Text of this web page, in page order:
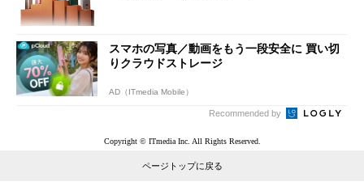
スマホの写真／動画をもう一段安全に 買い切
りクラウドストレージ
AD（ITmedia Mobile）
Recommended by
Copyright © ITmedia Inc. All Rights Reserved.
ページトップに戻る